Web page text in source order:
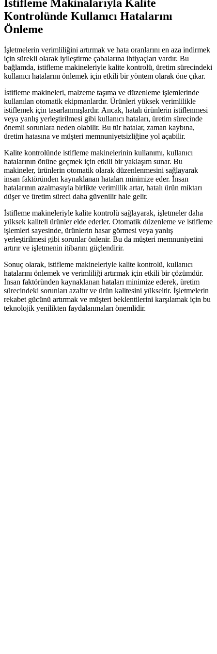
İstifleme Makinalarıyla Kalite
Kontrolünde Kullanıcı Hatalarını
Önleme
İşletmelerin verimliliğini artırmak ve hata oranlarını en aza indirmek
için sürekli olarak iyileştirme çabalarına ihtiyaçları vardır. Bu
bağlamda, istifleme makineleriyle kalite kontrolü, üretim sürecindeki
kullanıcı hatalarını önlemek için etkili bir yöntem olarak öne çıkar.
İstifleme makineleri, malzeme taşıma ve düzenleme işlemlerinde
kullanılan otomatik ekipmanlardır. Ürünleri yüksek verimlilikle
istiflemek için tasarlanmışlardır. Ancak, hatalı ürünlerin istiflenmesi
veya yanlış yerleştirilmesi gibi kullanıcı hataları, üretim sürecinde
önemli sorunlara neden olabilir. Bu tür hatalar, zaman kaybına,
üretim hatasına ve müşteri memnuniyetsizliğine yol açabilir.
Kalite kontrolünde istifleme makinelerinin kullanımı, kullanıcı
hatalarının önüne geçmek için etkili bir yaklaşım sunar. Bu
makineler, ürünlerin otomatik olarak düzenlenmesini sağlayarak
insan faktöründen kaynaklanan hataları minimize eder. İnsan
hatalarının azalmasıyla birlikte verimlilik artar, hatalı ürün miktarı
düşer ve üretim süreci daha güvenilir hale gelir.
İstifleme makineleriyle kalite kontrolü sağlayarak, işletmeler daha
yüksek kaliteli ürünler elde ederler. Otomatik düzenleme ve istifleme
işlemleri sayesinde, ürünlerin hasar görmesi veya yanlış
yerleştirilmesi gibi sorunlar önlenir. Bu da müşteri memnuniyetini
artırır ve işletmenin itibarını güçlendirir.
Sonuç olarak, istifleme makineleriyle kalite kontrolü, kullanıcı
hatalarını önlemek ve verimliliği artırmak için etkili bir çözümdür.
İnsan faktöründen kaynaklanan hataları minimize ederek, üretim
sürecindeki sorunları azaltır ve ürün kalitesini yükseltir. İşletmelerin
rekabet gücünü artırmak ve müşteri beklentilerini karşılamak için bu
teknolojik yenilikten faydalanmaları önemlidir.